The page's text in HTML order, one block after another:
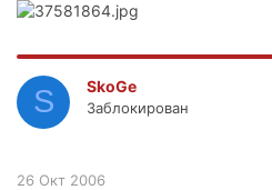
S SkoGe
Заблокирован
26 Окт 2006